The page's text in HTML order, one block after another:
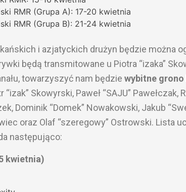
RMR (Grupa A): 17-20 kwietnia
RMR (Grupa B): 21-24 kwietnia
i azjatyckich drużyn będzie można
będą transmitowane u Piotra “izaka”
towarzyszyć nam będzie wybitne
“izak” Skowyrski, Paweł “SAJU”
Dominik “Domek” Nowakowski, Jakub
oraz Olaf “szeregowy” Ostrowski. Lista
następująco:
kwietnia)